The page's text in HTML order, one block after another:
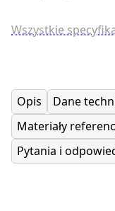
Wszystkie
Opis
Dane
Materiały
Pytania i